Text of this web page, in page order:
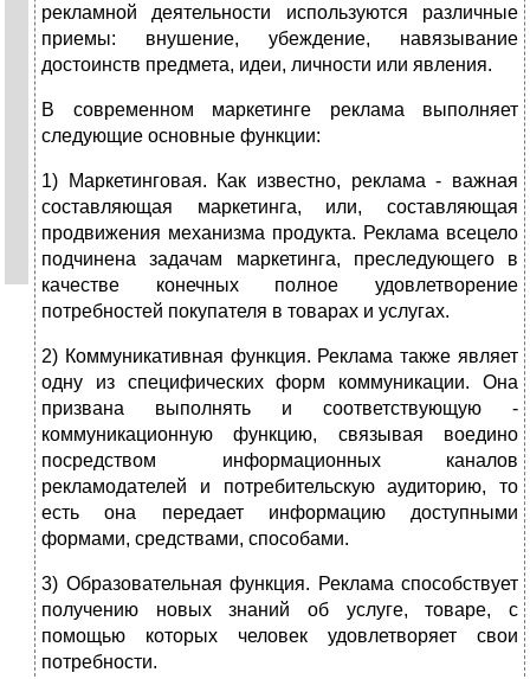
рекламной деятельности используются различные
приемы: внушение, убеждение, навязывание
достоинств предмета, идеи, личности или явления.
В современном маркетинге реклама выполняет
следующие основные функции:
1) Маркетинговая. Как известно, реклама - важная
составляющая маркетинга, или, составляющая
продвижения механизма продукта. Реклама всецело
подчинена задачам маркетинга, преследующего в
качестве конечных полное удовлетворение
потребностей покупателя в товарах и услугах.
2) Коммуникативная функция. Реклама также являет
одну из специфических форм коммуникации. Она
призвана выполнять и соответствующую -
коммуникационную функцию, связывая воедино
посредством информационных каналов
рекламодателей и потребительскую аудиторию, то
есть она передает информацию доступными
формами, средствами, способами.
3) Образовательная функция. Реклама способствует
получению новых знаний об услуге, товаре, с
помощью которых человек удовлетворяет свои
потребности.